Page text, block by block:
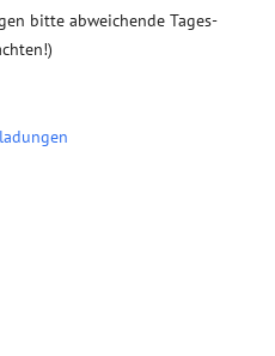
bitte abweichende Tages-